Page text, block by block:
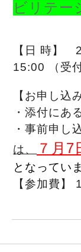
ビリテー
【日 時】
15:00 （受
【お申し
・添付にあ
・事前申し
は、
７月
となってい
【参加費】